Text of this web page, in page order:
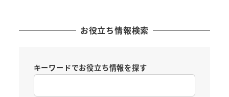
お役立ち情報検索
キーワードでお役立ち情報を探す